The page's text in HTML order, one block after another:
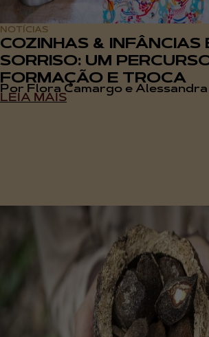
NOTÍCIAS
COZINHAS & INFÂNCIAS
SORRISO: UM
FORMAÇÃO E TROCA
Por Flora Camargo e
LEIA MAIS